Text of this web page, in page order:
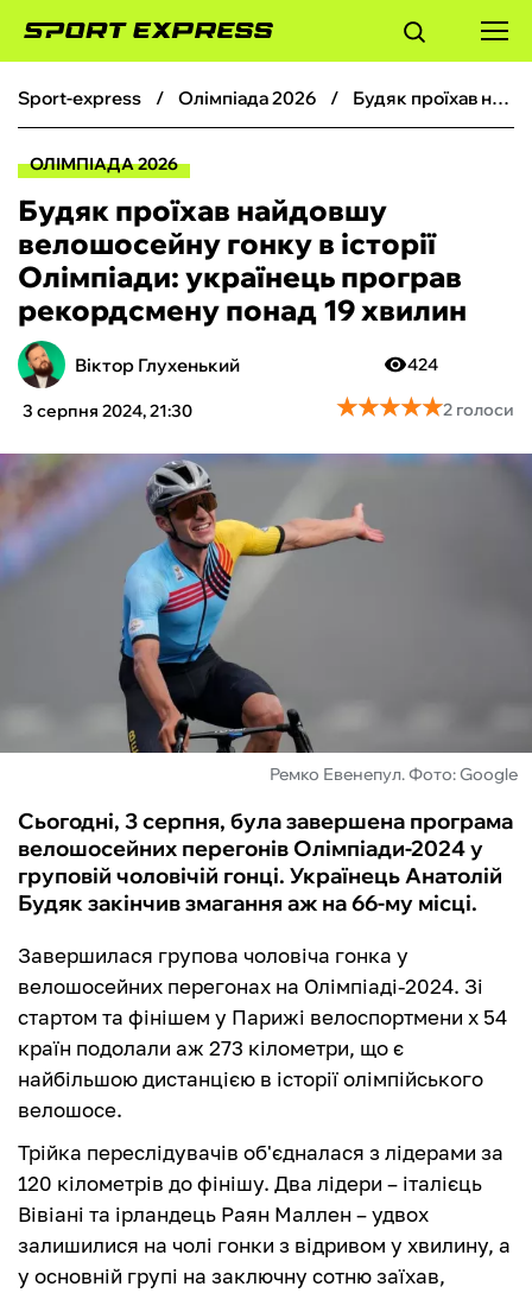
ФУТБОЛ
БОКС
ХОКЕЙ
ТЕНІС
КІБЕРСПОРТ
ЧС-2026
ФУТЗАЛ
БУКМЕКЕРИ
sport-express олімпіада 2026 Будяк проїхав найдовшу велошосейну гонку в історії Олімпіади: українець програв рекордсмену понад 19 хвилин
ОЛІМПІАДА 2026
Будяк проїхав найдовшу
велошосейну гонку в історії
Олімпіади: українець програв
рекордсмену понад 19 хвилин
Віктор Глухенький
3 серпня 2024, 21:30
424
★★★★★
★★★★★2 голоси
Ремко Евенепул. Фото: Google
Сьогодні, 3 серпня, була завершена програма
велошосейних перегонів Олімпіади-2024 у
груповій чоловічій гонці. Українець Анатолій
Будяк закінчив змагання аж на 66-му місці.
Завершилася групова чоловіча гонка у
велошосейних перегонах на Олімпіаді-2024. Зі
стартом та фінішем у Парижі велоспортмени х 54
країн подолали аж 273 кілометри, що є
найбільшою дистанцією в історії олімпійського
велошосе.
Трійка переслідувачів об'єдналася з лідерами за
120 кілометрів до фінішу. Два лідери – італієць
Вівіані та ірландець Раян Маллен – удвох
залишилися на чолі гонки з відривом у хвилину, а
у основній групі на заключну сотню заїхав,